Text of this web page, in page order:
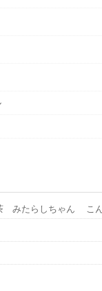
みたらしちゃん こ